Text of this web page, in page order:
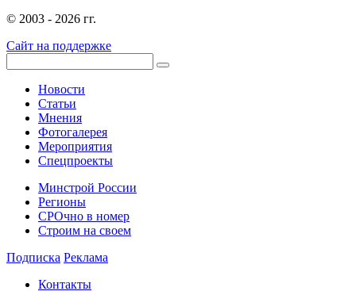
© 2003 - 2026 гг.
Сайт на поддержке
Новости
Статьи
Мнения
Фотогалерея
Мероприятия
Спецпроекты
Минстрой России
Регионы
СРОчно в номер
Строим на своем
Подписка Реклама
Контакты